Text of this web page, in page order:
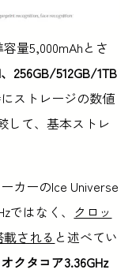
容量5,000mAhとさ
256GB/512GB/1TB
ストレージの数値
して、基本ストレ
カーのIce Universe
ではなく、 クロッ
載される と述べてい
オクタコア3.36GHz